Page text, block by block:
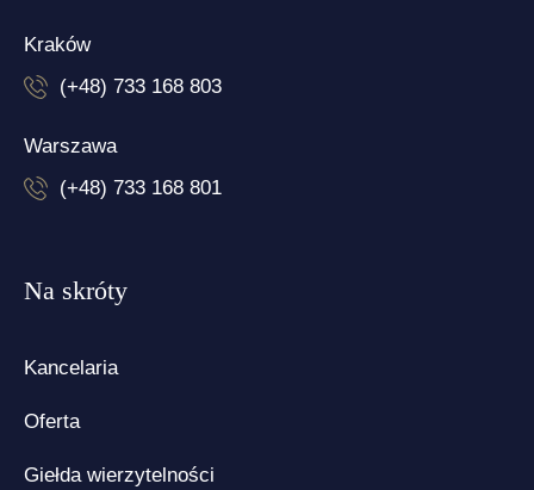
Kraków
(+48) 733 168 803
Warszawa
(+48) 733 168 801
Na skróty
Kancelaria
Oferta
Giełda wierzytelności